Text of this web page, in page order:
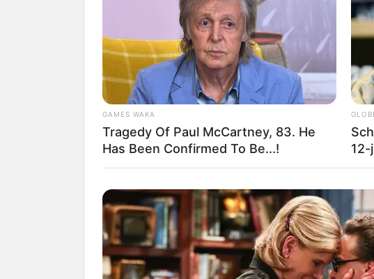
GAMES WAKA
Tragedy Of Paul McCartney, 83. He
Has Been Confirmed To Be...!
12-